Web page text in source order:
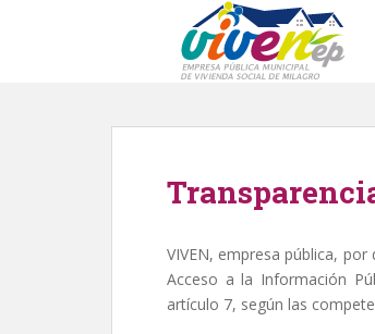
VIVEN, empresa pública,
Acceso a la Información
artículo 7, según las